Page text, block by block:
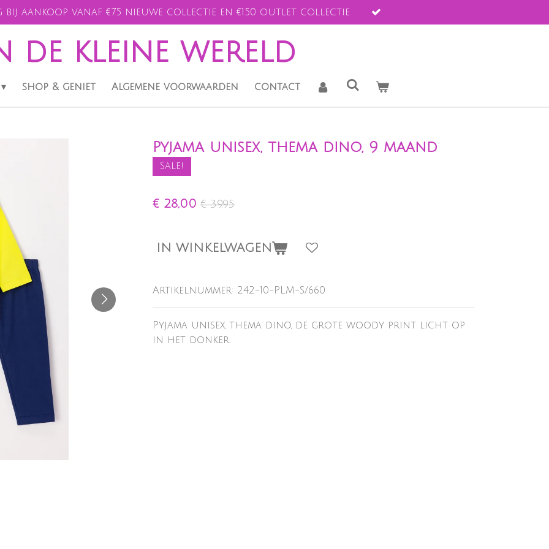
bij aankoop vanaf €75 nieuwe collectie en €150 outlet collectie
de kleine wereld
shop & geniet Algemene voorwaarden contact
Pyjama unisex, thema dino, 9 maand
Sale!
€ 28,00 € 39,95
IN WINKELWAGEN
Artikelnummer: 242-10-PLM-S/660
Pyjama unisex, thema dino, de grote woody print licht op
in het donker.